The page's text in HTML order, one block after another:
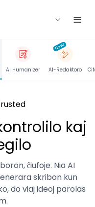
AI Humanizer
Nova
AI-Redaktoro
kaj
ĉiufoje. Nia AI
skribon kun
do viaj ideoj parolas